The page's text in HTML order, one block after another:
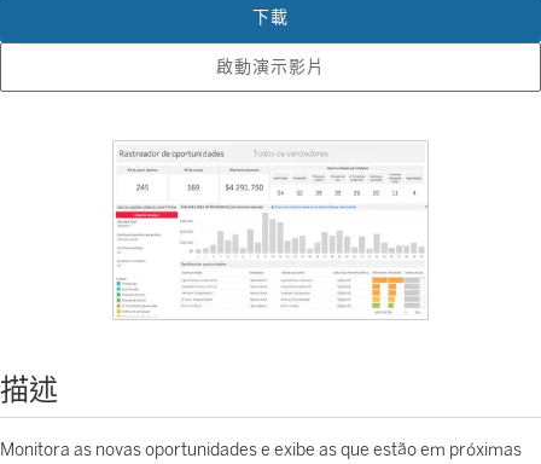
啟動演示影片
下載
描述
Monitora as novas oportunidades e exibe as que estão em próximas